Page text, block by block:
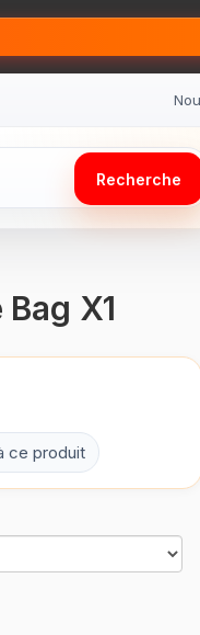
Recherche
X1
ce produit